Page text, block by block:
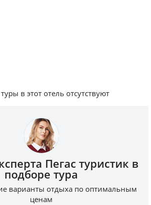
в этот отель отсутствуют
Пегас туристик в
подборе тура
варианты отдыха по оптимальным
ценам